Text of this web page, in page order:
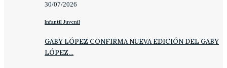
30/07/2026
Infantil Juvenil
GABY LÓPEZ CONFIRMA NUEVA EDICIÓN DEL GABY
LÓPEZ…